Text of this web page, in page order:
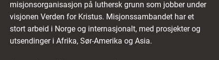
misjonsorganisasjon på luthersk grunn som jobber under
visjonen Verden for Kristus. Misjonssambandet har et
stort arbeid i Norge og internasjonalt, med prosjekter og
utsendinger i Afrika, Sør-Amerika og Asia.